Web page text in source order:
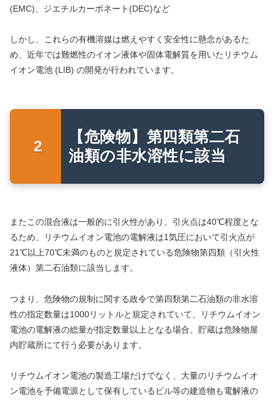
(EMC)、ジエチルカーボネート(DEC)など
しかし、これらの有機溶媒は燃えやすく安全性に懸念があるた
め、近年では難燃性のイオン液体や固体電解質を用いたリチウム
イオン電池 (LIB) の開発が行われています。
【危険物】第四類第二石
油類の非水溶性に該当
またこの混合液は一般的に引火性があり、引火点は40℃程度とな
るため、リチウムイオン電池の電解液は1気圧において引火点が
21℃以上70℃未満のものと規定されている危険物第四類（引火性
液体）第二石油類に該当します。
つまり、危険物の規制に関する政令で第四類第二石油類の非水溶
性の指定数量は1000リットルと規定されていて、リチウムイオン
電池の電解液の総量が指定数量以上となる場合、貯蔵は危険物屋
内貯蔵所にて行う必要があります。
リチウムイオン電池の製造工場だけでなく、大量のリチウムイオ
ン電池を予備電源として保有しているビル等の建造物も電解液の